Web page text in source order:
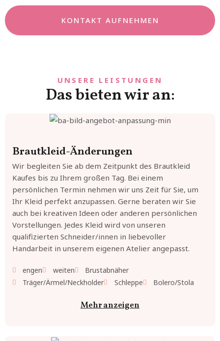
KONTAKT AUFNEHMEN
UNSERE LEISTUNGEN
Das bieten wir an:
Brautkleid-Änderungen
Wir begleiten Sie ab dem Zeitpunkt des Brautkleid
Kaufes bis zu Ihrem großen Tag. Bei einem
persönlichen Termin nehmen wir uns Zeit für Sie, um
Ihr Kleid perfekt anzupassen. Gerne beraten wir Sie
auch bei kreativen Ideen oder anderen persönlichen
Vorstellungen. Jedes Kleid wird von unseren
qualifizierten Schneider/innen in liebevoller
Handarbeit in unserem eigenen Atelier angepasst.
engen weiten
Brustabnäher
Träger/Ärmel/Neckholder
Schleppe Bolero/Stola
Mehr anzeigen